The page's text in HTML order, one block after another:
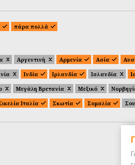
πάρα πολλά
Αργεντινή Αρμενία Ασία
Ινδία Ιρλανδία Ισλανδία
Μεγάλη Βρετανία Μεξικό
Ιταλία Σκωτία Σομαλία